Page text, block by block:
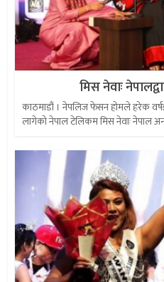
मिस नेवाः
काठमाडौं । नेपलिज फेसन होमले हरेक
लागेको नेपाल टेलिकम मिस नेवाः नेपाल